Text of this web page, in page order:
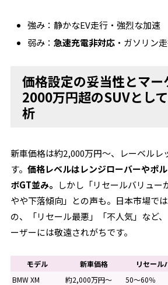
強み：静かなEV走行・強烈な加速
弱み：急速充電非対応 ・ガソリン
価格設定の妥当性とマー
2000万円超のSUVとし
析
新車価格は約2,000万円～、レーベルレ
す。価格レベルはレンジローバーやポ
ボGT並み。 しかし「リセールバリュー
やや下落傾向」との声も。日本市場で
の、「リセール最悪」「不人気」など
ーザーには敬遠されがちです。
モデル 新車価格
リセール
BMW XM
約2,000万円～
50～60％